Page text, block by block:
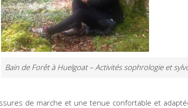
Bain de Forêt à Huelgoat – Activités sophrologie et
de marche et une tenue confortable et